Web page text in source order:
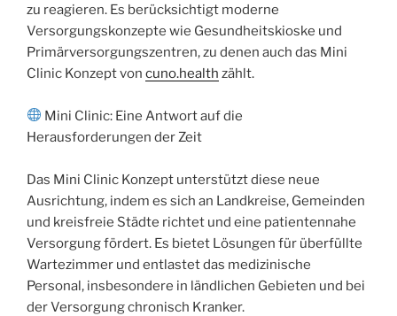
zu reagieren. Es berücksichtigt moderne
Versorgungskonzepte wie Gesundheitskioske und
Primärversorgungszentren, zu denen auch das Mini
Clinic Konzept von cuno.health zählt.
Mini Clinic: Eine Antwort auf die
Herausforderungen der Zeit
Das Mini Clinic Konzept unterstützt diese neue
Ausrichtung, indem es sich an Landkreise, Gemeinden
und kreisfreie Städte richtet und eine patientennahe
Versorgung fördert. Es bietet Lösungen für überfüllte
Wartezimmer und entlastet das medizinische
Personal, insbesondere in ländlichen Gebieten und bei
der Versorgung chronisch Kranker.